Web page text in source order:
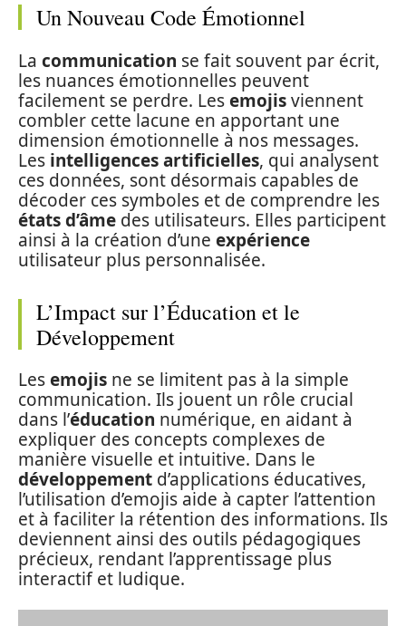
Un Nouveau Code Émotionnel
La communication se fait souvent par écrit,
les nuances émotionnelles peuvent
facilement se perdre. Lesemojisviennent
combler cette lacune en apportant une
dimension émotionnelle à nos messages.
Les intelligences artificielles, qui analysent
ces données, sont désormais capables de
décoder ces symboles et de comprendre les
états d’âme des utilisateurs. Elles participent
ainsi à la création d’une expérience
utilisateur plus personnalisée.
L’Impact sur l’Éducation et le
Développement
Lesemojis ne se limitent pas à la simple
communication. Ils jouent un rôle crucial
dans l’éducation numérique, en aidant à
expliquer des concepts complexes de
manière visuelle et intuitive. Dans le
développement d’applications éducatives,
l’utilisation d’emojis aide à capter l’attention
et à faciliter la rétention des informations. Ils
deviennent ainsi des outils pédagogiques
précieux, rendant l’apprentissage plus
interactif et ludique.